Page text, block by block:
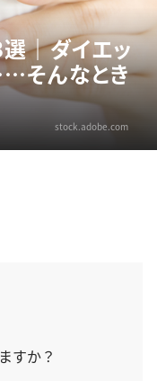
｜ダイエッ
そんなとき
stock.adobe.com
すか？